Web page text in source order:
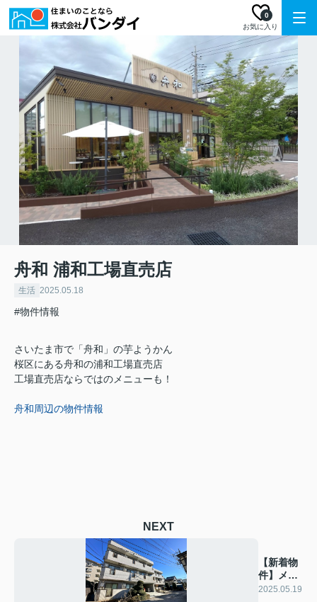
お気に入り
0
舟和 浦和工場直売店
生活 2025.05.18
#物件情報
さいたま市で「舟和」の芋ようかん
桜区にある舟和の浦和工場直売店
工場直売店ならではのメニューも！
舟和周辺の物件情報
NEXT
【新着物
件】メゾ
ンドール
2025.05.19